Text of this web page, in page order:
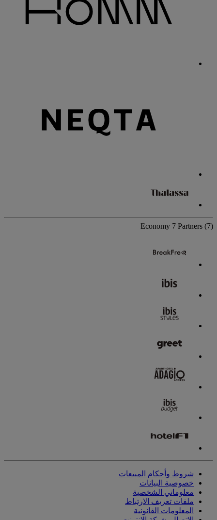
Economy 7 Partners (7)
شروط وأحكام المبيعات
خصوصية البيانات
معلوماتي الشخصية
ملفات تعريف الارتباط
المعلومات القانونية